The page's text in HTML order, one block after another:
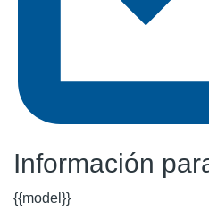
Información
{{model}}